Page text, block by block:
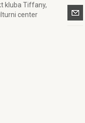
kluba Tiffany,
center